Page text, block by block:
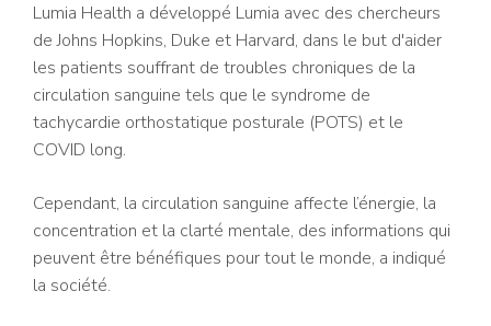
Lumia Health a développé Lumia avec des chercheurs
de Johns Hopkins, Duke et Harvard, dans le but d'aider
les patients souffrant de troubles chroniques de la
circulation sanguine tels que le syndrome de
tachycardie orthostatique posturale (POTS) et le
COVID long.
Cependant, la circulation sanguine affecte l’énergie, la
concentration et la clarté mentale, des informations qui
peuvent être bénéfiques pour tout le monde, a indiqué
la société.